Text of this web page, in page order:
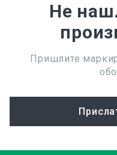
Не
Пришлите